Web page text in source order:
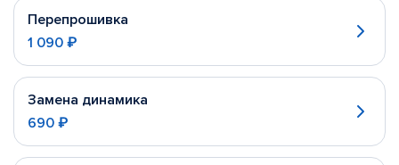
Перепрошивка
1 090 ₽
Замена динамика
690 ₽